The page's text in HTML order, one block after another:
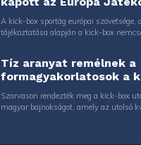
A kick-box sportág európai szövetsége,
tájékoztatása alapján a kick-box
Tíz aranyat remélnek a
formagyakorlatosok a
Szarvason rendezték meg a kick-box
magyar bajnokságot, amely az utolsó